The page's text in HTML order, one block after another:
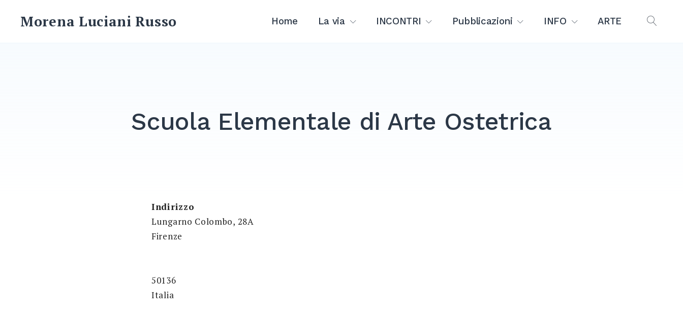
Morena Luciani Russo Home La via INCONTRI Pubblicazioni INFO ARTE
Scuola Elementale di Arte Ostetrica
Indirizzo
Lungarno Colombo, 28A
Firenze
50136
Italia